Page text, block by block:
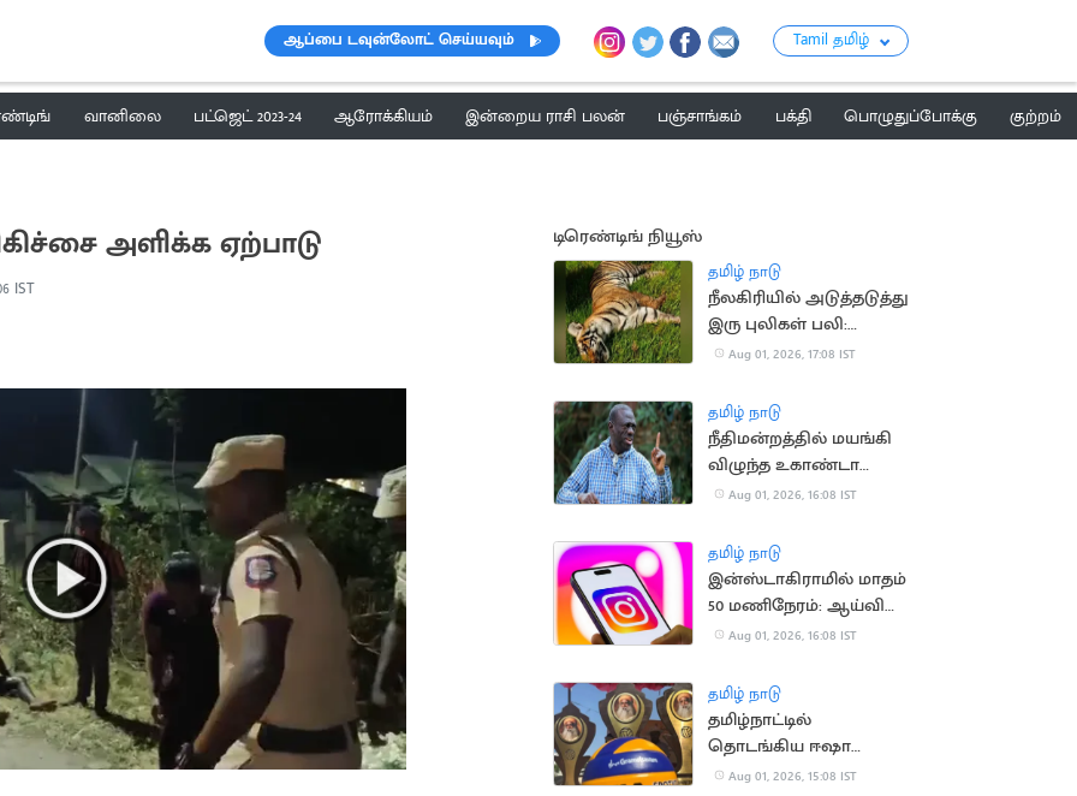
ஆப்பை டவுன்லோட் செய்யவும் Tamil தமிழ்
வானிலை பட்ஜெட் 2023-24 ஆரோக்கியம் இன்றைய ராசி பலன் பஞ்சாங்கம் பக்தி பொழுதுப்போக்கு
குற்றம்
அளிக்க ஏற்பாடு
IST
டிரெண்டிங் நியூஸ்
தமிழ் நாடு
நீலகிரியில் அடுத்தடுத்து
இரு புலிகள் பலி:
வனத்துறையினர்
Aug 01, 2026, 17:08 IST
தமிழ் நாடு
நீதிமன்றத்தில் மயங்கி
விழுந்த உகாண்டா
எதிர்க்கட்சி தலைவர்
Aug 01, 2026, 16:08 IST
தமிழ் நாடு
இன்ஸ்டாகிராமில் மாதம்
50 மணிநேரம்: ஆய்வில்
தகவல்!
Aug 01, 2026, 16:08 IST
தமிழ் நாடு
தமிழ்நாட்டில்
தொடங்கிய ஈஷா
கிராமோத்சவம்!
Aug 01, 2026, 15:08 IST